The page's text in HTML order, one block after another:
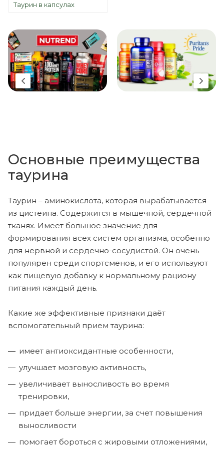
Таурин в капсулах
Основные преимущества
таурина
Таурин – аминокислота, которая вырабатывается
из цистеина. Содержится в мышечной, сердечной
тканях. Имеет большое значение для
формирования всех систем организма, особенно
для нервной и сердечно-сосудистой. Он очень
популярен среди спортсменов, и его используют
как пищевую добавку к нормальному рациону
питания каждый день.
Какие же эффективные признаки даёт
вспомогательный прием таурина:
имеет антиоксидантные особенности,
улучшает мозговую активность,
увеличивает выносливость во время
тренировки,
придает больше энергии, за счет повышения
выносливости
помогает бороться с жировыми отложениями,